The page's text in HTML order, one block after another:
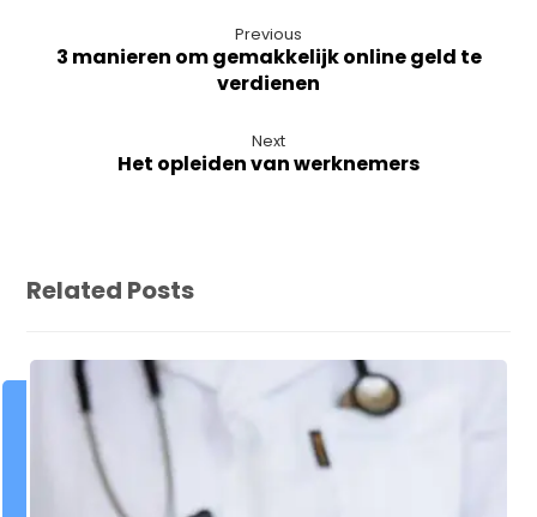
Previous
3 manieren om gemakkelijk online geld te
verdienen
Next
Het opleiden van werknemers
Related Posts